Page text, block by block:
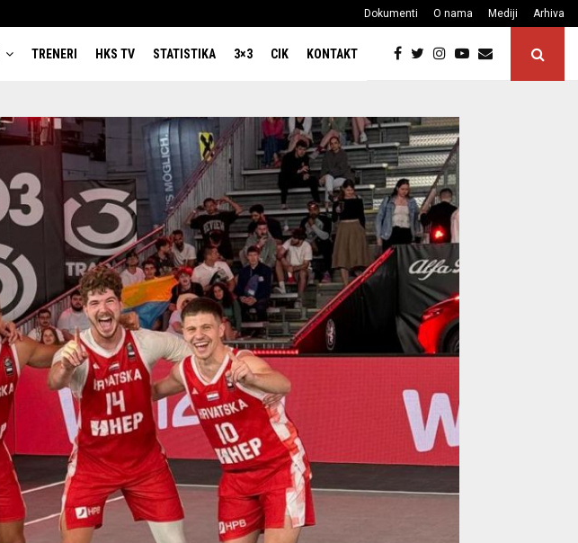
Dokumenti O nama Mediji Arhiva
TRENERI HKS TV STATISTIKA 3×3 CIK KONTAKT